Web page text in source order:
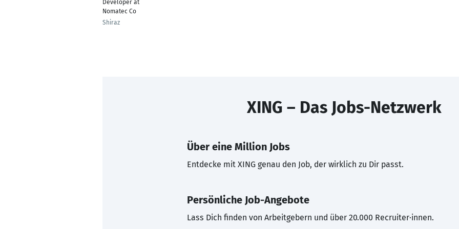
Developer at
Nomatec Co
Shiraz
XING – Das Jobs-Netzwerk
Über eine Million Jobs
Entdecke mit XING genau den Job, der wirklich zu Dir passt.
Persönliche Job-Angebote
Lass Dich finden von Arbeitgebern und über 20.000 Recruiter·innen.